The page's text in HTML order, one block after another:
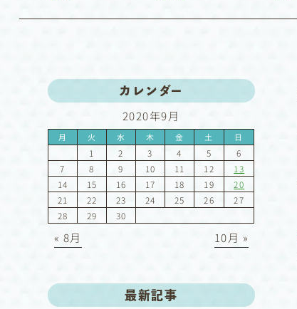
カレンダー
2020年9月
月 火 水 木 金 土 日
1 2 3 4 5
6
7
8 9 10 11 12
13
14
15 16 17 18 19
20
21
22 23 24 25 26
27
28
29 30
« 8月 10月 »
最新記事